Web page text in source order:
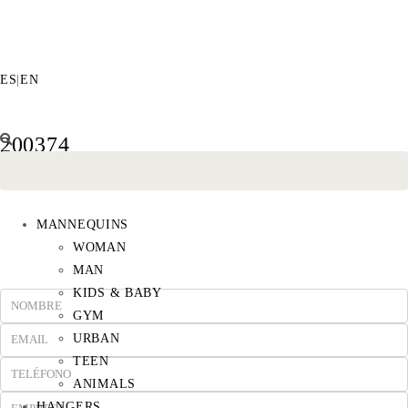
ES |EN
MANNEQUINS
WOMAN
MAN
KIDS & BABY
GYM
URBAN
TEEN
ANIMALS
200374